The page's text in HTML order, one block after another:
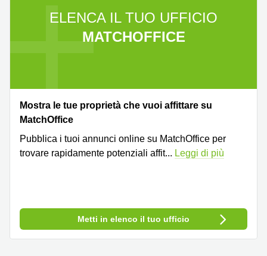
ELENCA IL TUO UFFICIO
MATCHOFFICE
Mostra le tue proprietà che vuoi affittare su
MatchOffice
Pubblica i tuoi annunci online su MatchOffice per
trovare rapidamente potenziali affit... Leggi di più
Metti in elenco il tuo ufficio